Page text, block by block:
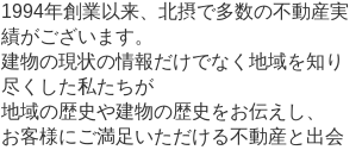
1994年創業以来、北摂で多数の不動産実
績がございます。
建物の現状の情報だけでなく地域を知り
尽くした私たちが
地域の歴史や建物の歴史をお伝えし、
お客様にご満足いただける不動産と出会